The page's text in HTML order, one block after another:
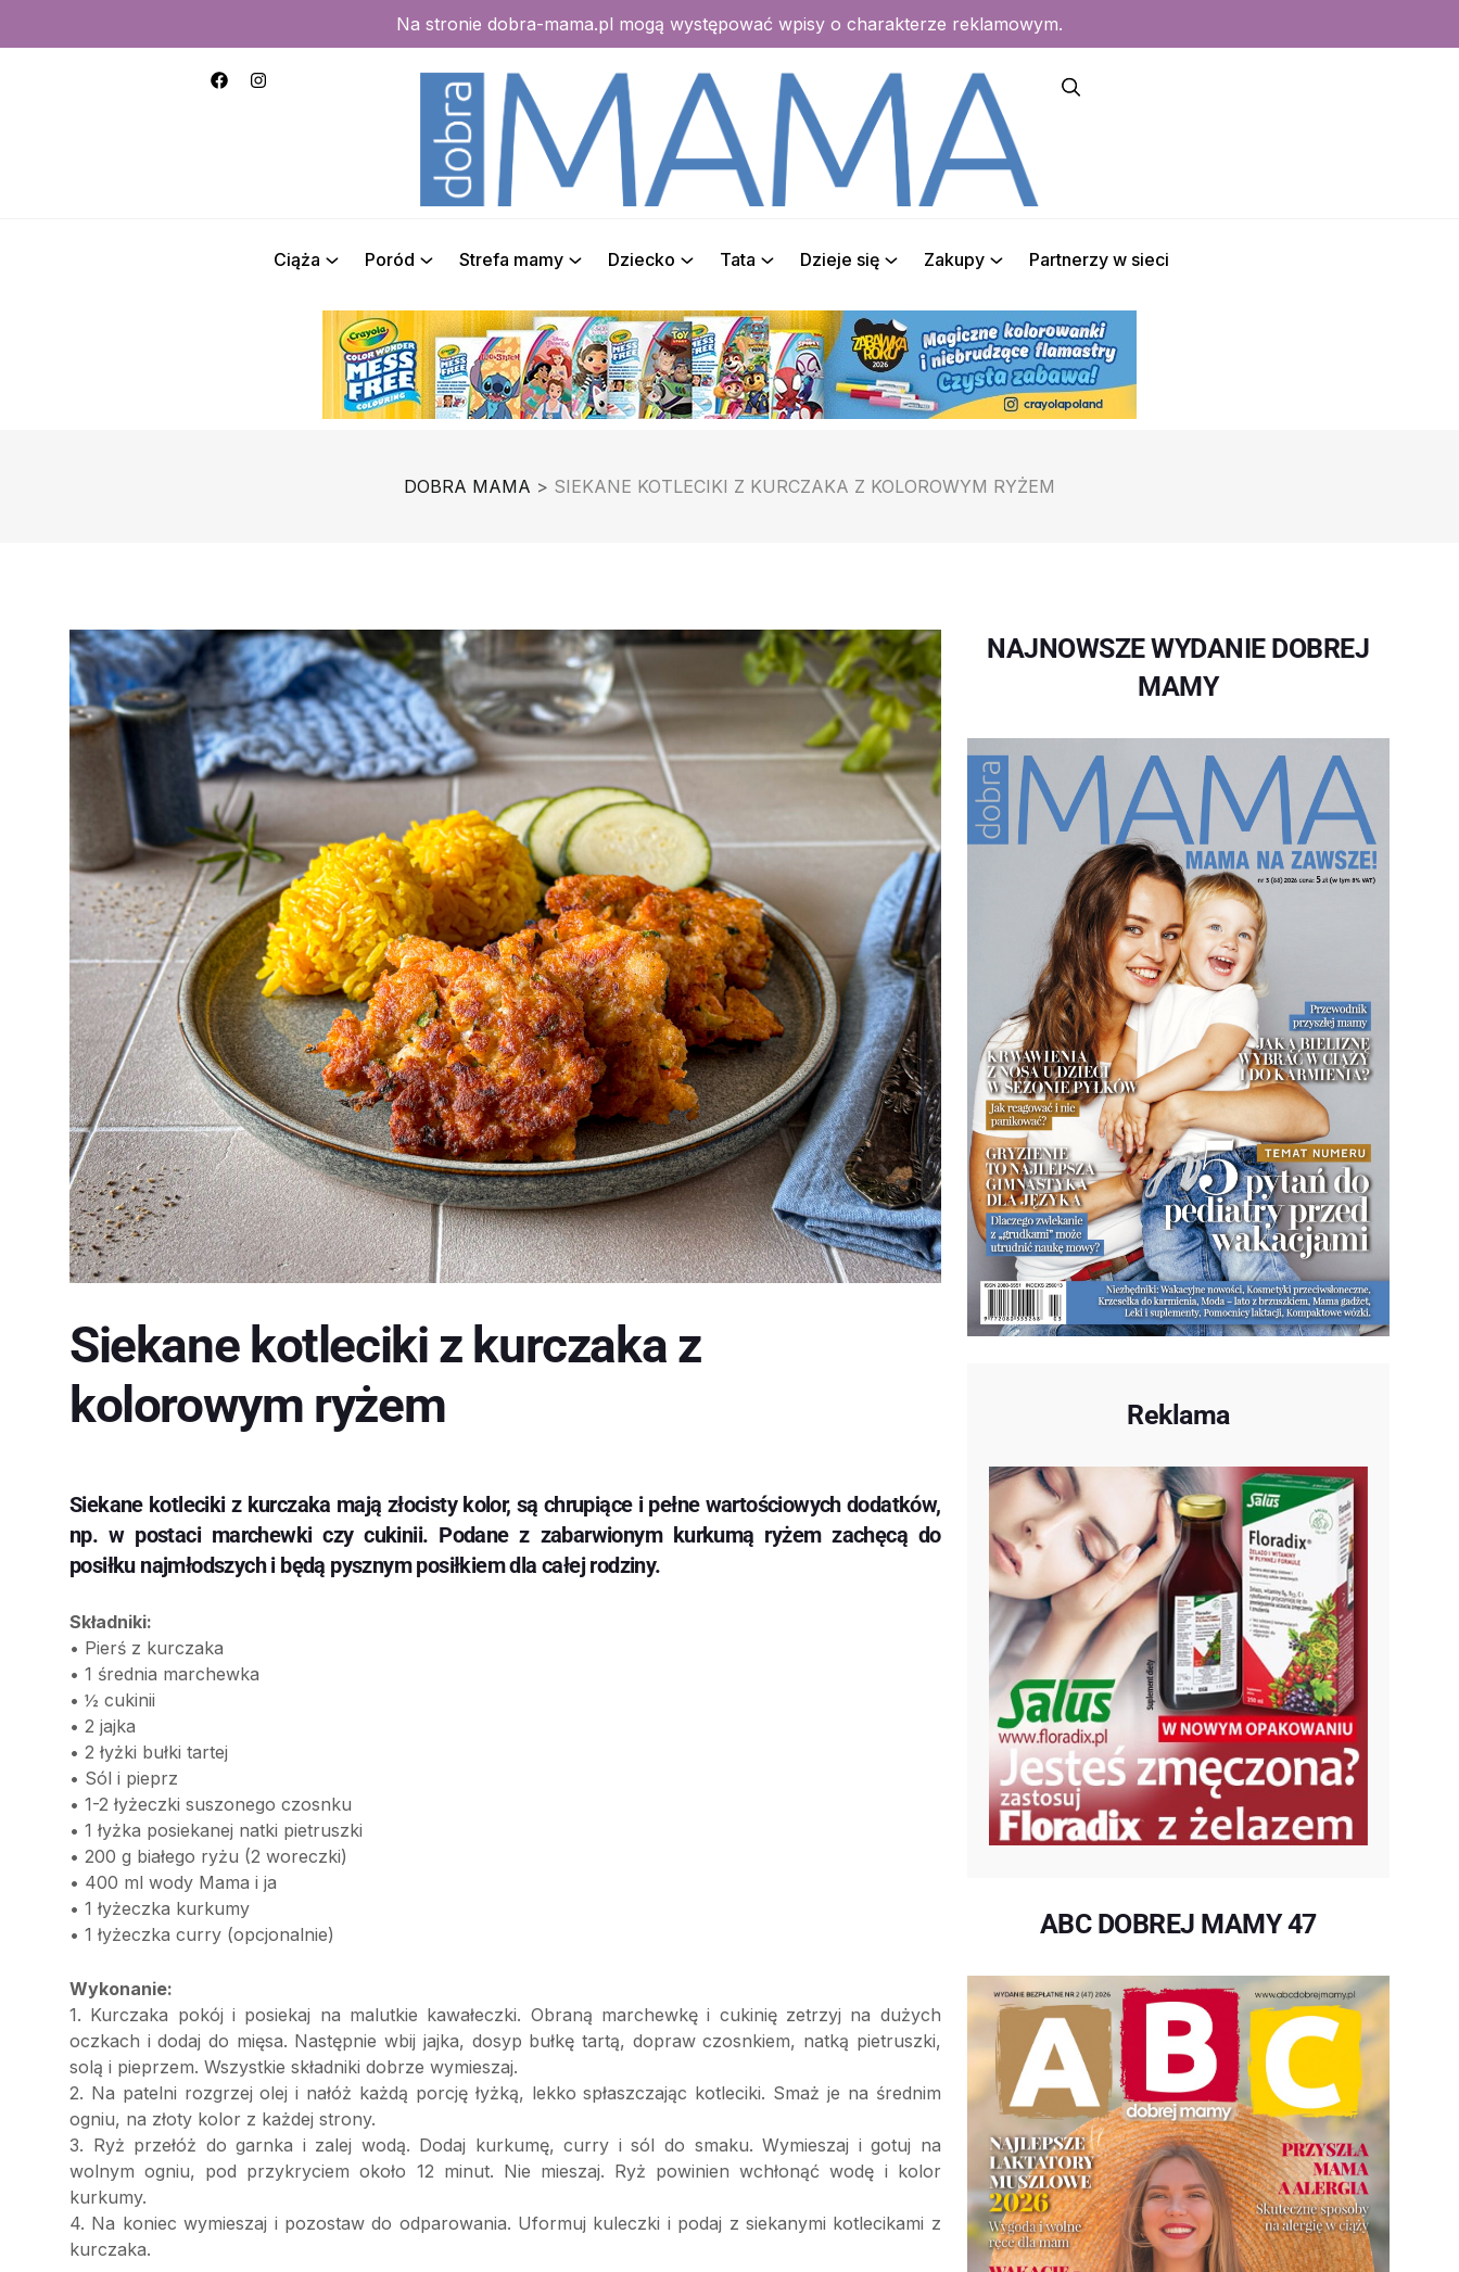
Na stronie dobra-mama.pl mogą występować wpisy o charakterze reklamowym.
Ciąża Poród Strefa mamy Dziecko Tata Dzieje się Zakupy Partnerzy w sieci
DOBRA MAMA > SIEKANE KOTLECIKI Z KURCZAKA Z KOLOROWYM RYŻEM
Siekane kotleciki z kurczaka z
kolorowym ryżem
Siekane kotleciki z kurczaka mają złocisty kolor, są chrupiące i pełne wartościowych dodatków,
np. w postaci marchewki czy cukinii. Podane z zabarwionym kurkumą ryżem zachęcą do
posiłku najmłodszych i będą pysznym posiłkiem dla całej rodziny.
Składniki:
• Pierś z kurczaka
• 1 średnia marchewka
• ½ cukinii
• 2 jajka
• 2 łyżki bułki tartej
• Sól i pieprz
• 1-2 łyżeczki suszonego czosnku
• 1 łyżka posiekanej natki pietruszki
• 200 g białego ryżu (2 woreczki)
• 400 ml wody Mama i ja
• 1 łyżeczka kurkumy
• 1 łyżeczka curry (opcjonalnie)
Wykonanie:
1. Kurczaka pokój i posiekaj na malutkie kawałeczki. Obraną marchewkę i cukinię zetrzyj na dużych
oczkach i dodaj do mięsa. Następnie wbij jajka, dosyp bułkę tartą, dopraw czosnkiem, natką pietruszki,
solą i pieprzem. Wszystkie składniki dobrze wymieszaj.
2. Na patelni rozgrzej olej i nałóż każdą porcję łyżką, lekko spłaszczając kotleciki. Smaż je na średnim
ogniu, na złoty kolor z każdej strony.
3. Ryż przełóż do garnka i zalej wodą. Dodaj kurkumę, curry i sól do smaku. Wymieszaj i gotuj na
wolnym ogniu, pod przykryciem około 12 minut. Nie mieszaj. Ryż powinien wchłonąć wodę i kolor
kurkumy.
4. Na koniec wymieszaj i pozostaw do odparowania. Uformuj kuleczki i podaj z siekanymi kotlecikami z
kurczaka.
NAJNOWSZE WYDANIE DOBREJ
MAMY
Reklama
ABC DOBREJ MAMY 47